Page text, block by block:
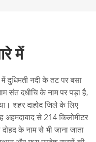
में
दुधिमती नदी के तट पर बसा
संत दधीचि के नाम पर पड़ा है,
शहर दाहोद जिले के लिए
अहमदाबाद से 214 किलोमीटर
के नाम से भी जाना जाता